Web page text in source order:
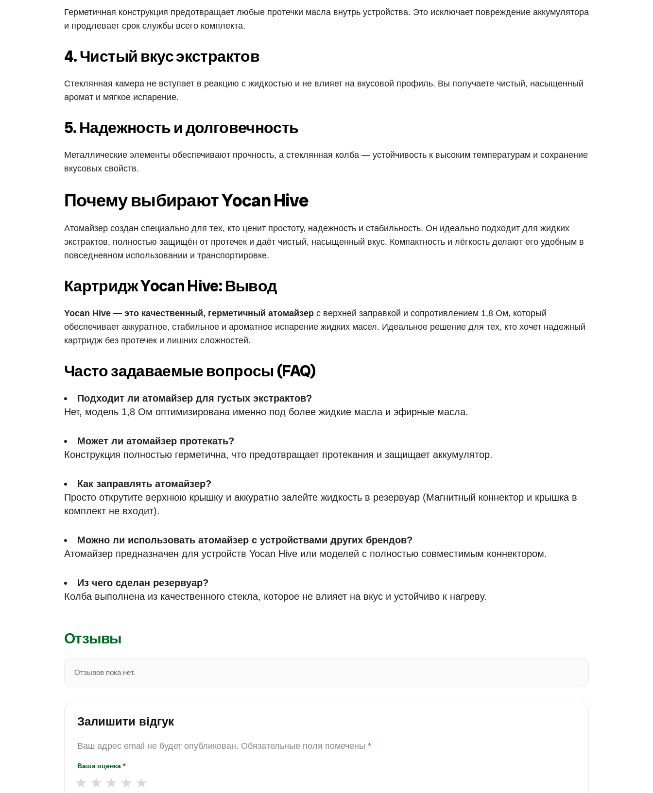
Герметичная конструкция предотвращает любые протечки масла внутрь устройства. Это исключает повреждение аккумулятора
и продлевает срок службы всего комплекта.
4. Чистый вкус экстрактов
Стеклянная камера не вступает в реакцию с жидкостью и не влияет на вкусовой профиль. Вы получаете чистый, насыщенный
аромат и мягкое испарение.
5. Надежность и долговечность
Металлические элементы обеспечивают прочность, а стеклянная колба — устойчивость к высоким температурам и сохранение
вкусовых свойств.
Почему выбирают Yocan Hive
Атомайзер создан специально для тех, кто ценит простоту, надежность и стабильность. Он идеально подходит для жидких
экстрактов, полностью защищён от протечек и даёт чистый, насыщенный вкус. Компактность и лёгкость делают его удобным в
повседневном использовании и транспортировке.
Картридж Yocan Hive: Вывод
Yocan Hive — это качественный, герметичный атомайзер с верхней заправкой и сопротивлением 1,8 Ом, который
обеспечивает аккуратное, стабильное и ароматное испарение жидких масел. Идеальное решение для тех, кто хочет надежный
картридж без протечек и лишних сложностей.
Часто задаваемые вопросы (FAQ)
Подходит ли атомайзер для густых экстрактов?
Нет, модель 1,8 Ом оптимизирована именно под более жидкие масла и эфирные масла.
Может ли атомайзер протекать?
Конструкция полностью герметична, что предотвращает протекания и защищает аккумулятор.
Как заправлять атомайзер?
Просто открутите верхнюю крышку и аккуратно залейте жидкость в резервуар (Магнитный коннектор и крышка в
комплект не входит).
Можно ли использовать атомайзер с устройствами других брендов?
Атомайзер предназначен для устройств Yocan Hive или моделей с полностью совместимым коннектором.
Из чего сделан резервуар?
Колба выполнена из качественного стекла, которое не влияет на вкус и устойчиво к нагреву.
Отзывы
Отзывов пока нет.
Залишити відгук
Ваш адрес email не будет опубликован. Обязательные поля помечены *
Ваша оценка*